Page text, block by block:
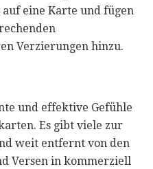
eine Karte und fügen
Verzierungen hinzu.
und effektive Gefühle
Es gibt viele zur
weit entfernt von den
Versen in kommerziell